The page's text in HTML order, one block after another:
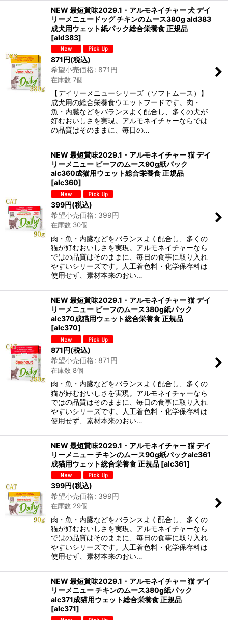
NEW 最短賞味2029.1・アルモネイチャー 犬 デイ
リーメニュードッグ チキンのムース380g ald383
成犬用ウェット紙パック総合栄養食 正規品
[ald383]
871円(税込)
希望小売価格: 871円
在庫数 7個
【デイリーメニューシリーズ（ソフトムース）】
成犬用の総合栄養食ウエットフードです。肉・
魚・内臓などをバランスよく配合し、多くの犬が
好むおいしさを実現。アルモネイチャーならでは
の品質はそのままに、毎日の…
NEW 最短賞味2029.1・アルモネイチャー 猫 デイ
リーメニュー ビーフのムース90g紙パック
alc360成猫用ウェット総合栄養食 正規品
[alc360]
399円(税込)
希望小売価格: 399円
在庫数 30個
肉・魚・内臓などをバランスよく配合し、多くの
猫が好むおいしさを実現。アルモネイチャーなら
ではの品質はそのままに、毎日の食事に取り入れ
やすいシリーズです。人工着色料・化学保存料は
使用せず、素材本来のおい…
NEW 最短賞味2029.1・アルモネイチャー 猫 デイ
リーメニュー ビーフのムース380g紙パック
alc370成猫用ウェット総合栄養食 正規品
[alc370]
871円(税込)
希望小売価格: 871円
在庫数 8個
肉・魚・内臓などをバランスよく配合し、多くの
猫が好むおいしさを実現。アルモネイチャーなら
ではの品質はそのままに、毎日の食事に取り入れ
やすいシリーズです。人工着色料・化学保存料は
使用せず、素材本来のおい…
NEW 最短賞味2029.1・アルモネイチャー 猫 デイ
リーメニュー チキンのムース90g紙パックalc361
成猫用ウェット総合栄養食 正規品 [alc361]
399円(税込)
希望小売価格: 399円
在庫数 29個
肉・魚・内臓などをバランスよく配合し、多くの
猫が好むおいしさを実現。アルモネイチャーなら
ではの品質はそのままに、毎日の食事に取り入れ
やすいシリーズです。人工着色料・化学保存料は
使用せず、素材本来のおい…
NEW 最短賞味2029.1・アルモネイチャー 猫 デイ
リーメニュー チキンのムース380g紙パック
alc371成猫用ウェット総合栄養食 正規品
[alc371]